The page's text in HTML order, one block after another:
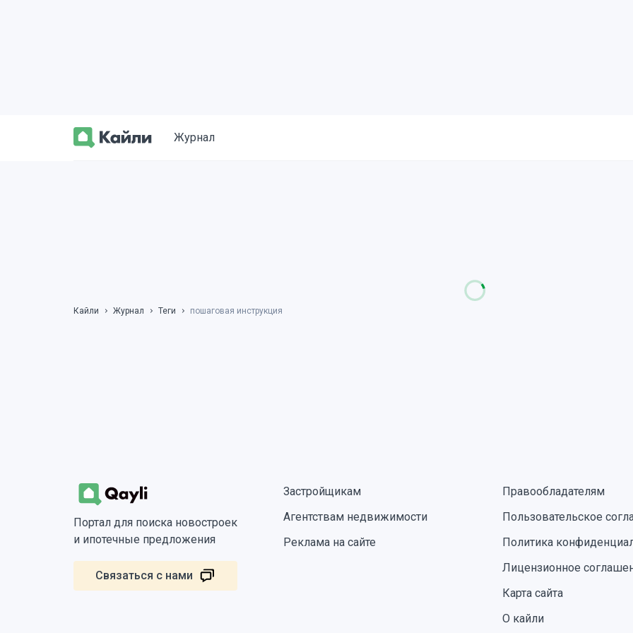
Журнал
Кайли Журнал Теги пошаговая инструкция
Портал для поиска новостроек
и ипотечные предложения
Связаться с нами
Застройщикам
Агентствам недвижимости
Реклама на сайте
Правообладателям
Пользовательское
Политика
Лицензионное
Карта сайта
О кайли